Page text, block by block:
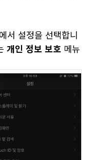
서 설정을 선택합니
개인 정보 보호 메뉴